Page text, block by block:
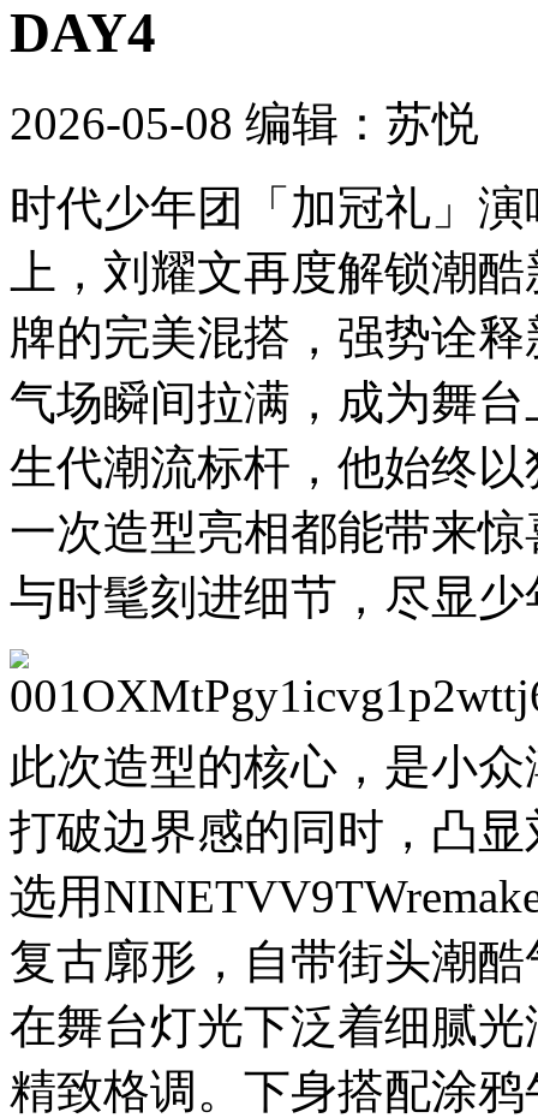
DAY4
2026-05-08 编辑：苏悦
时代少年团「加冠礼」
上，刘耀文再度解锁潮
牌的完美混搭，强势诠
气场瞬间拉满，成为舞
生代潮流标杆，他始终
一次造型亮相都能带来
与时髦刻进细节，尽显
此次造型的核心，是小
打破边界感的同时，凸
选用
复古廓形，自带街头潮
在舞台灯光下泛着细腻
精致格调。下身搭配涂